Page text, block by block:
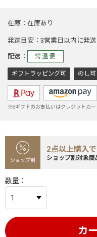
在庫 在庫あり
発送目安 3営業日以内に発送
配送 常温便
ギフトラッピング可 のし可
※eギフトのお支払いはクレジットカー
ショップ割
2点以上購入
ショップ割対象商
数量
カ